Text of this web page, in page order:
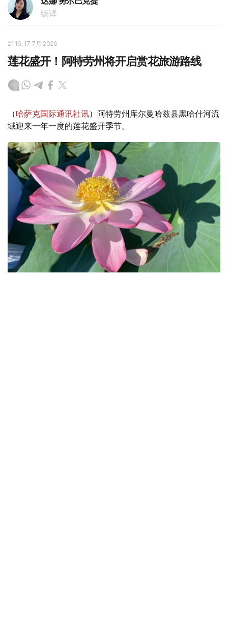
编译
21:16, 17 7月 2026
莲花盛开！阿特劳州将开启赏花旅游路线
（哈萨克国际通讯社讯）阿特劳州库尔曼哈兹县黑哈什河流
域迎来一年一度的莲花盛开季节。